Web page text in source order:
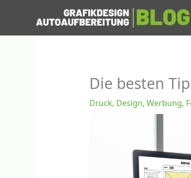
springen
Die besten
Druck, Design, Werbung,